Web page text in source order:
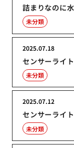
詰まりなのに
未分類
センサーライ
2025.07.18
未分類
センサーライ
2025.07.12
未分類